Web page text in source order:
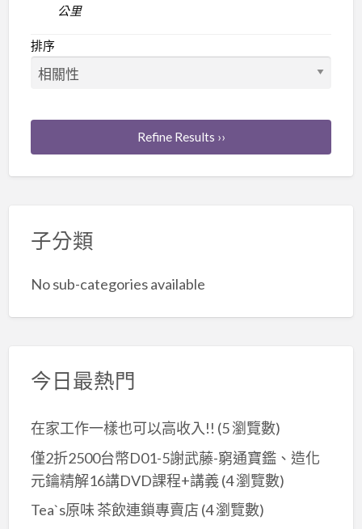
公里
排序
Refine Results ››
子分類
No sub-categories available
今日最熱門
在家工作一樣也可以高收入!! (5 瀏覽數)
僅2折2500台幣D01-5謝武藤-窮通寶鑑、造化
元鑰精解16講DVD課程+講義 (4 瀏覽數)
Tea`s原味 茶飲連鎖專賣店 (4 瀏覽數)